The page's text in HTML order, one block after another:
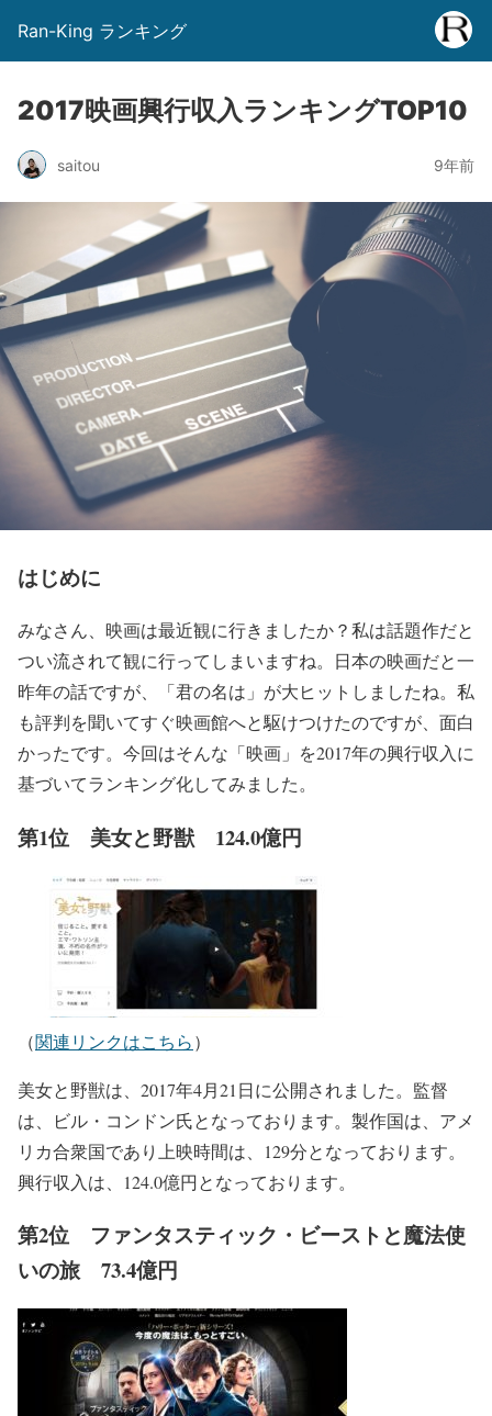
Ran-King ランキング
2017映画興行収入ランキングTOP10
saitou 9年前
はじめに
みなさん、映画は最近観に行きましたか？私は話題作だと
つい流されて観に行ってしまいますね。日本の映画だと一
昨年の話ですが、「君の名は」が大ヒットしましたね。私
も評判を聞いてすぐ映画館へと駆けつけたのですが、面白
かったです。今回はそんな「映画」を2017年の興行収入に
基づいてランキング化してみました。
第1位 美女と野獣 124.0億円
（関連リンクはこちら）
美女と野獣は、2017年4月21日に公開されました。監督
は、ビル・コンドン氏となっております。製作国は、アメ
リカ合衆国であり上映時間は、129分となっております。
興行収入は、124.0億円となっております。
第2位 ファンタスティック・ビーストと魔法使
いの旅 73.4億円